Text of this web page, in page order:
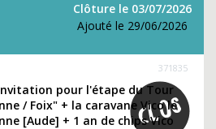
Clôture le 03/07/2026
Ajouté le 29/06/2026
371835
pour l'étape du Tour
/ Foix" + la caravane Vico le
[Aude] + 1 an de chips Vico